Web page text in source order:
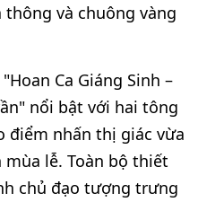
và chuông vàng
Ca Giáng Sinh –
nổi bật với hai tông
điểm nhấn thị giác vừa
lễ. Toàn bộ thiết
chủ đạo tượng trưng